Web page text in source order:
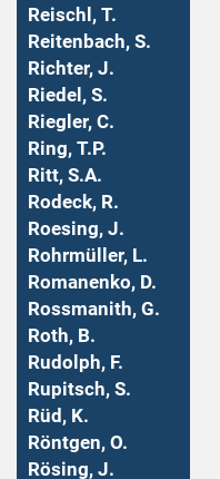
Reischl, T.
Reitenbach, S.
Richter, J.
Riedel, S.
Riegler, C.
Ring, T.P.
Ritt, S.A.
Rodeck, R.
Roesing, J.
Rohrmüller, L.
Romanenko, D.
Rossmanith, G.
Roth, B.
Rudolph, F.
Rupitsch, S.
Rüd, K.
Röntgen, O.
Rösing, J.